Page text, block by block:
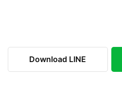
Download LINE